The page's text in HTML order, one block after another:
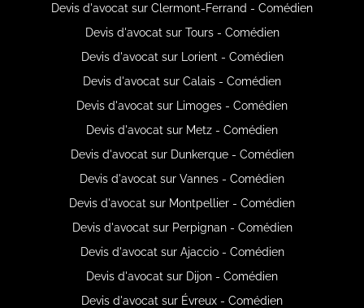
Devis d'avocat sur Clermont-Ferrand - Comédien
Devis d'avocat sur Tours - Comédien
Devis d'avocat sur Lorient - Comédien
Devis d'avocat sur Calais - Comédien
Devis d'avocat sur Limoges - Comédien
Devis d'avocat sur Metz - Comédien
Devis d'avocat sur Dunkerque - Comédien
Devis d'avocat sur Vannes - Comédien
Devis d'avocat sur Montpellier - Comédien
Devis d'avocat sur Perpignan - Comédien
Devis d'avocat sur Ajaccio - Comédien
Devis d'avocat sur Dijon - Comédien
Devis d'avocat sur Évreux - Comédien